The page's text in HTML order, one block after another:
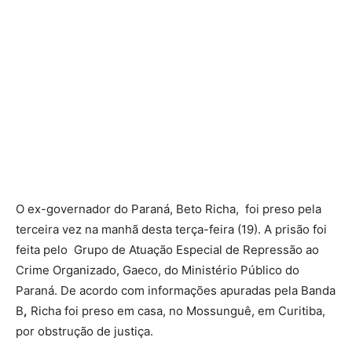
O ex-governador do Paraná, Beto Richa, foi preso pela
terceira vez na manhã desta terça-feira (19). A prisão foi
feita pelo Grupo de Atuação Especial de Repressão ao
Crime Organizado, Gaeco, do Ministério Público do
Paraná. De acordo com informações apuradas pela Banda
B, Richa foi preso em casa, no Mossunguê, em Curitiba,
por obstrução de justiça.